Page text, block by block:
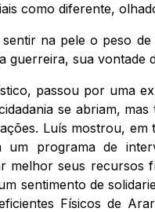
como diferente,
na pele o peso
guerreira, sua vontade
passou por uma
se abriam,
Luís mostrou,
um programa de
melhor seus recursos
sentimento de
Físicos de